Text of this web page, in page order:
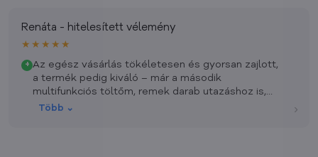
Renáta - hitelesített vélemény
★★★★★
+ Az egész vásárlás tökéletesen és gyorsan zajlott,
a termék pedig kiváló – már a második
multifunkciós töltőm, remek darab utazáshoz is,
otthonra is.
Több ⌄ ›